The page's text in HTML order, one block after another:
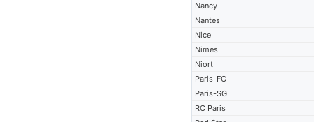
Nancy
Nantes
Nice
Nimes
Niort
Paris-FC
Paris-SG
RC Paris